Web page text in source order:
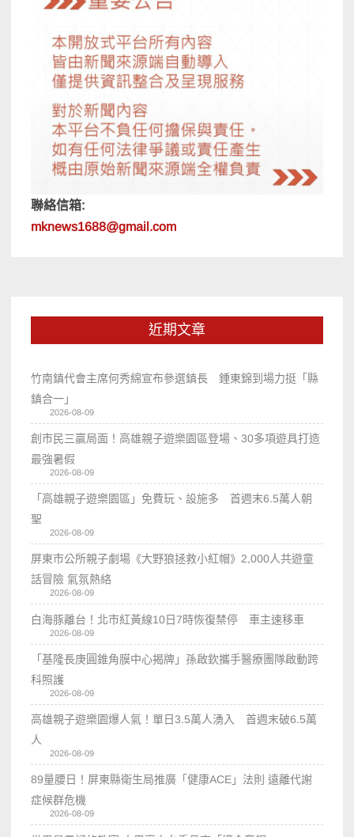
聯絡信箱:
mknews1688@gmail.com
近期文章
竹南鎮代會主席何秀綿宣布參選鎮長 鍾東錦到場力挺「縣
鎮合一」
2026-08-09
創市民三贏局面！高雄親子遊樂園區登場、30多項遊具打造
最強暑假
2026-08-09
「高雄親子遊樂園區」免費玩、設施多 首週末6.5萬人朝
聖
2026-08-09
屏東市公所親子劇場《大野狼拯救小紅帽》2,000人共遊童
話冒險 氣氛熱絡
2026-08-09
白海豚離台！北市紅黃線10日7時恢復禁停 車主速移車
2026-08-09
「基隆長庚圓錐角膜中心揭牌」孫啟欽攜手醫療團隊啟動跨
科照護
2026-08-09
高雄親子遊樂園爆人氣！單日3.5萬人湧入 首週末破6.5萬
人
2026-08-09
89量腰日！屏東縣衛生局推廣「健康ACE」法則 遠離代謝
症候群危機
2026-08-09